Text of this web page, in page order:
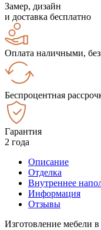
Замер, дизайн
и доставка бесплатно
Оплата наличными,
Беспроцентная
Гарантия
2 года
Описание
Отделка
Внутреннее
Информация
Отзывы
Изготовление мебели